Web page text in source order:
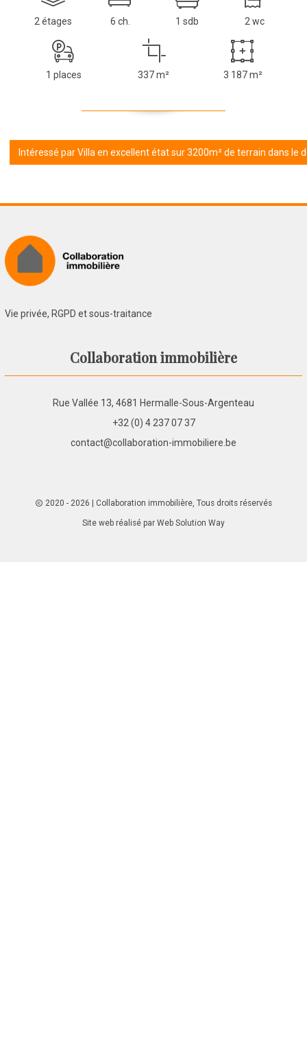
2 étages 6 ch. 1 sdb 2 wc
1 places 337 m² 3 187 m²
Intéressé par Villa en excellent état sur 3200m² de terrain dans le
Vie privée, RGPD et sous-traitance
Collaboration immobilière
Rue Vallée 13, 4681 Hermalle-Sous-Argenteau
+32 (0) 4 237 07 37
contact@collaboration-immobiliere.be
2020 - 2026 | Collaboration immobilière, Tous droits réservés
Site web réalisé par Web Solution Way